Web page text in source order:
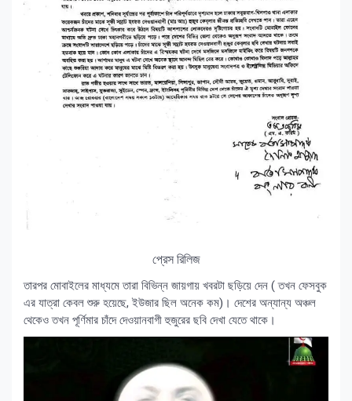
প্রেস রিলিজ
তারপর মোবাইলের মাধ্যমে তারা বিভিন্ন জায়গায় খবরটা ছড়িয়ে দেন ( তখন ফেসবুক
এর যাত্রা কেবল শুরু হয়েছে, ইউজার ছিল অনেক কম)। দেশের অন্যান্য অঞ্চল
থেকেও তখন পূর্ণিমার চাঁদে দেওয়ানবাগী হুজুরের ছবি দেখা যেতে থাকে।